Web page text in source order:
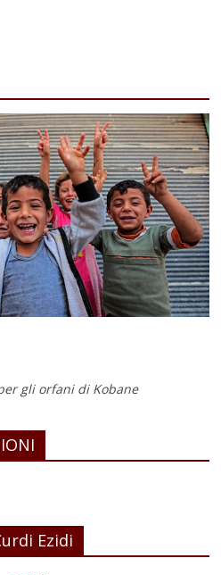
gli orfani di Kobane
Ezidi